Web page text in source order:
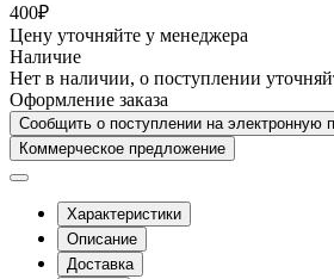
400₽
Цену уточняйте у менеджера
Наличие
Нет в наличии, о поступлении
Оформление заказа
Сообщить о поступлении на электронную
Коммерческое предложение
Характеристики
Описание
Доставка